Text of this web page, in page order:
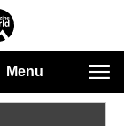
Menu